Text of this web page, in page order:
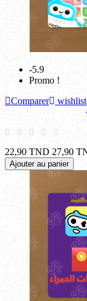
-5.9
Promo !
Comparer
wishlist
22,90 TND 27,90
Ajouter au panier